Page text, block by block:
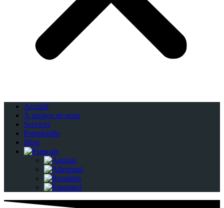
Accueil
À propos de nous
Services
Portefeuille
Blog